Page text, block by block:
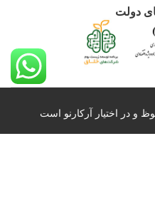
دولت
و در اختیار آرکارنو است